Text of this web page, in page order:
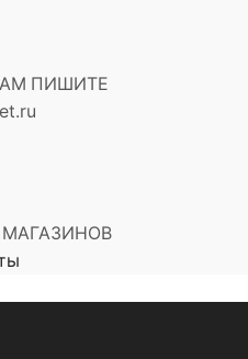
ПИШИТЕ
МАГАЗИНОВ